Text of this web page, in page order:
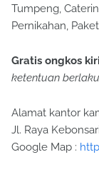
Pernikahan,
ketentuan
Jl. Raya
Google Map :